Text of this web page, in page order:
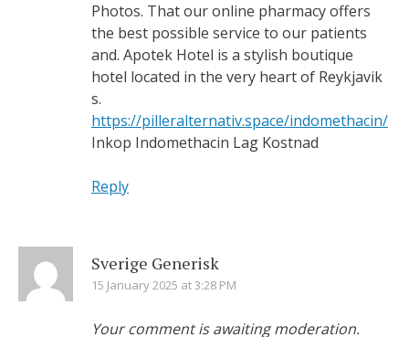
Photos. That our online pharmacy offers
the best possible service to our patients
and. Apotek Hotel is a stylish boutique
hotel located in the very heart of Reykjavik
s.
https://pilleralternativ.space/indomethacin/
Inkop Indomethacin Lag Kostnad
Reply
Sverige Generisk
15 January 2025 at 3:28 PM
Your comment is awaiting moderation.